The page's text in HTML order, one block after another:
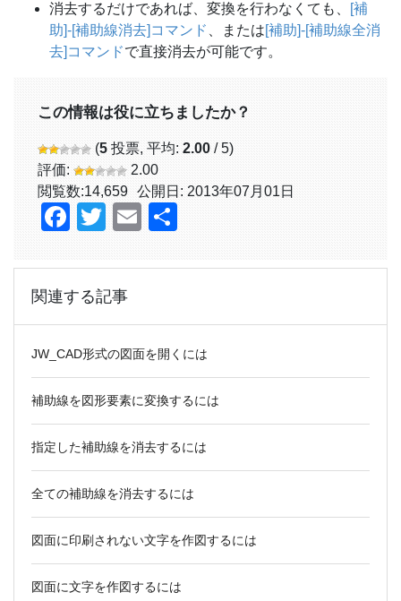
消去するだけであれば、変換を行わなくても、
[補
助]-[補助線消去]コマンド
、または[補助]-[補助線全消
去]コマンドで直接消去が可能です。
この情報は役に立ちましたか？
(5 投票, 平均: 2.00 / 5)
評価:
2.00
閲覧数:14,659 公開日: 2013年07月01日
Facebook
TwitterEmail
関連する記事
JW_CAD形式の図面を開くには
補助線を図形要素に変換するには
指定した補助線を消去するには
全ての補助線を消去するには
図面に印刷されない文字を作図するには
図面に文字を作図するには